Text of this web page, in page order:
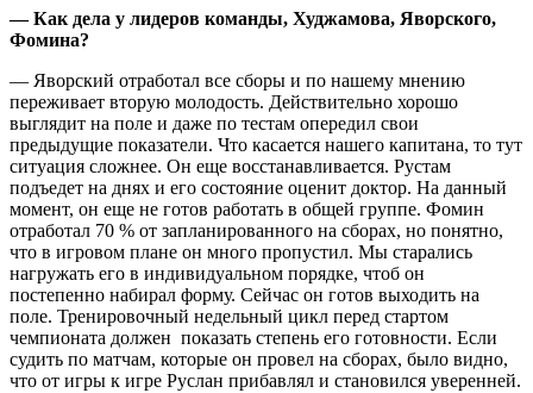
— Как дела у лидеров команды, Худжамова, Яворского,
Фомина?
— Яворский отработал все сборы и по нашему мнению
переживает вторую молодость. Действительно хорошо
выглядит на поле и даже по тестам опередил свои
предыдущие показатели. Что касается нашего капитана, то тут
ситуация сложнее. Он еще восстанавливается. Рустам
подъедет на днях и его состояние оценит доктор. На данный
момент, он еще не готов работать в общей группе. Фомин
отработал 70 % от запланированного на сборах, но понятно,
что в игровом плане он много пропустил. Мы старались
нагружать его в индивидуальном порядке, чтоб он
постепенно набирал форму. Сейчас он готов выходить на
поле. Тренировочный недельный цикл перед стартом
чемпионата должен показать степень его готовности. Если
судить по матчам, которые он провел на сборах, было видно,
что от игры к игре Руслан прибавлял и становился уверенней.